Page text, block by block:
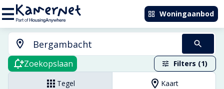
Woningaanbod
Zoekopslaan Filters (1)
Tegel Kaart